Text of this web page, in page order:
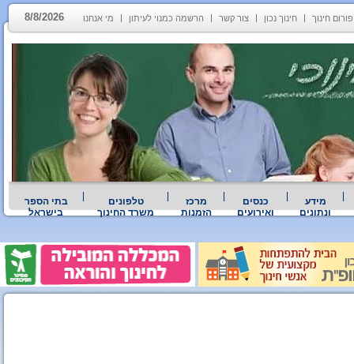
פורום חינוך חינוך נכון צור קשר הרשמה כמנוי לעיתון מי אנחנו 8/8/2026
מידע
ונתונים
כנסים
ואירועים
מרכז
הזמנות
טלפונים
משרד החינוך
בתי הספר
בישראל